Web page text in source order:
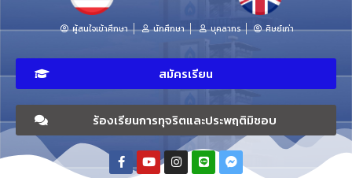
ผู้สนใจเข้าศึกษา นักศึกษา บุคลากร ศิษย์เก่า
สมัครเรียน
ร้องเรียนการทุจริตและประพฤติมิชอบ